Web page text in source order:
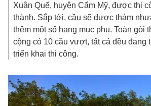
Xuân Quế, huyện Cẩm Mỹ, được thi
thành. Sắp tới, cầu sẽ được thảm
thêm một số hạng mục phụ. Toàn gói
cộng có 10 cầu vượt, tất cả đều đang
triển khai thi công.